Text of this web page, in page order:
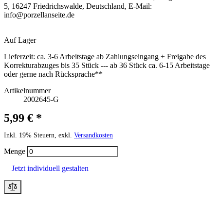
5, 16247 Friedrichswalde, Deutschland, E-Mail:
info@porzellanseite.de
Auf Lager
Lieferzeit: ca. 3-6 Arbeitstage ab Zahlungseingang + Freigabe des
Korrekturabzuges bis 35 Stück --- ab 36 Stück ca. 6-15 Arbeitstage
oder gerne nach Rücksprache**
Artikelnummer
2002645-G
5,99 € *
Inkl. 19% Steuern, exkl. Versandkosten
Menge
Jetzt individuell gestalten